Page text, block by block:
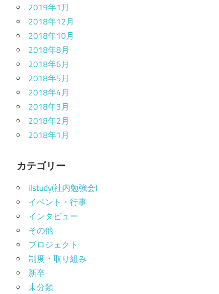
2019年1月
2018年12月
2018年10月
2018年8月
2018年6月
2018年5月
2018年4月
2018年3月
2018年2月
2018年1月
カテゴリー
ilstudy(社内勉強会)
イベント・行事
インタビュー
その他
プロジェクト
制度・取り組み
新卒
未分類